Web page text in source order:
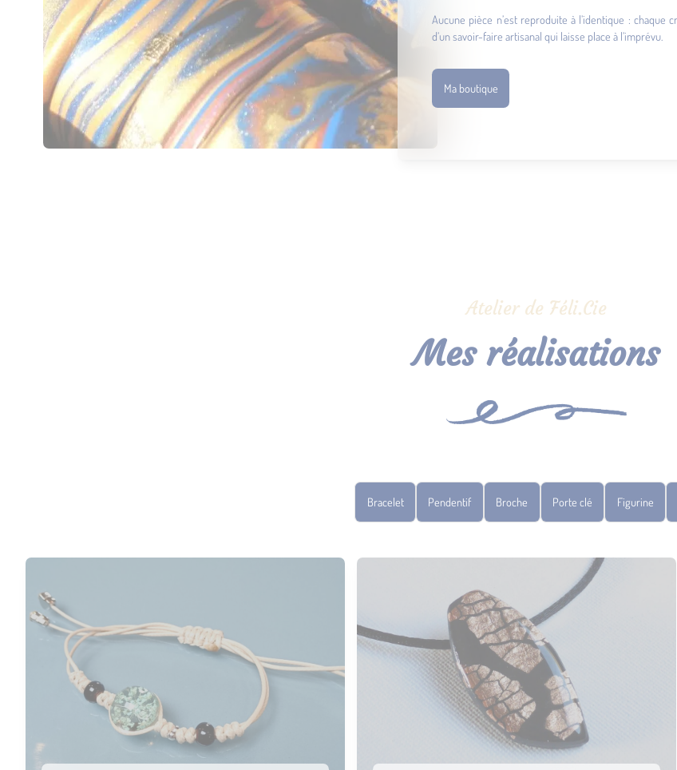
Aucune pièce n’est reproduite à l’identique : chaque
d’un savoir-faire artisanal qui laisse place à l’imprévu.
Ma boutique
Atelier de Féli.Cie
Mes réalisations
Bracelet Pendentif Broche Porte clé Figurine